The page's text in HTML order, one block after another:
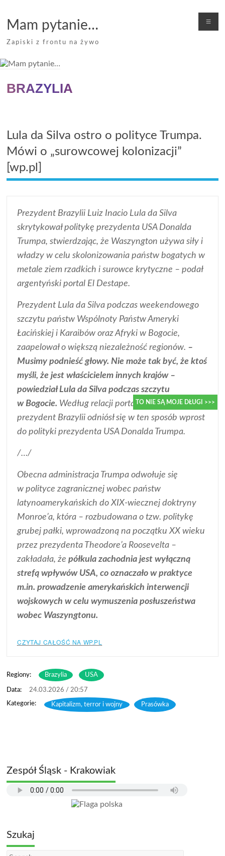
TO NIE SĄ MOJE DŁUGI >>>
content
Mam pytanie…
Zapiski z frontu na żywo
BRAZYLIA
Lula da Silva ostro o polityce Trumpa.
Mówi o „surowcowej kolonizacji”
[wp.pl]
Prezydent Brazylii Luiz Inacio Lula da Silva
skrytykował politykę prezydenta USA Donalda
Trumpa, stwierdzając, że Waszyngton używa siły i
władzy w celu skolonizowania państw bogatych w
metale ziem rzadkich i surowce krytyczne – podał
argentyński portal El Destape.
Prezydent Lula da Silva podczas weekendowego
szczytu państw Wspólnoty Państw Ameryki
Łacińskiej i Karaibów oraz Afryki w Bogocie,
zaapelował o większą niezależność regionów. –
Musimy podnieść głowy. Nie może tak być, że ktoś
myśli, że jest właścicielem innych krajów –
powiedział Lula da Silva podczas szczytu
w Bogocie. Według relacji portalu El Destape,
prezydent Brazylii odniósł się w ten sposób wprost
do polityki prezydenta USA Donalda Trumpa.
/…/
Obecna administracja Trumpa odwołuje się
w polityce zagranicznej wobec państw
latynoamerykańskich do XIX-wiecznej doktryny
Monroe’a, która – rozbudowana o tzw. politykę
grubej pałki, wprowadzoną na początku XX wieku
przez prezydenta Theodore’a Roosevelta –
zakładała, żepółkula zachodnia jest wyłączną
strefą wpływów USA, co oznaczało w praktyce
m.in. prowadzenie amerykańskich interwencji
wojskowych w celu wymuszenia posłuszeństwa
wobec Waszyngtonu.
CZYTAJ CAŁOŚĆ NA WP.PL
Regiony: Brazylia USA
24.03.2026 / 20:57
Kapitalizm, terror i wojny , Prasówka
Zespół Śląsk - Krakowiak
Szukaj